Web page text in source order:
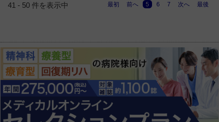
41 - 50 件を表示中 最初 前へ 5 6 7 次へ 最後